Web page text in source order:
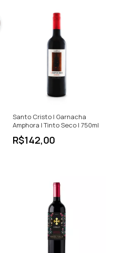
Santo Cristo | Garnacha
Amphora | Tinto Seco | 750ml
R$142,00